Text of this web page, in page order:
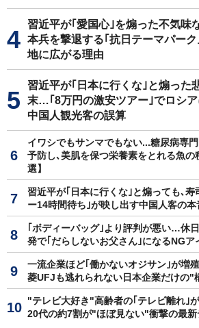
習近平が｢愛国心｣を煽った不気味
本兵を撃退する｢抗日テーマパー
地に広がる理由
習近平が｢日本に行くな｣と煽った
末…｢8万円の激安ツアー｣でロシ
中国人観光客の誤算
イワシでもサンマでもない...糖尿病専
予防し､美肌を保つ栄養素をとれる魚の
選】
習近平が｢日本に行くな｣と煽っても､
ー14時間待ち｣が映し出す中国人客の本
｢ボディーバッグ｣より評判が悪い…休
発で｢だらしないお父さん｣になるNGア
一流企業ほど｢働かないオジサン｣が増
菱UFJも逃れられない日本企業だけの"
"テレビ大好き"高齢者の｢テレビ離れ｣
20代の約7割が"ほぼ見ない"衝撃の最新